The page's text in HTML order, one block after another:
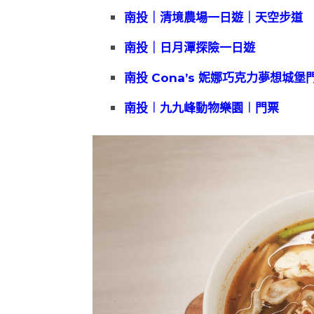
南投｜清境農場一日遊｜天空步道
南投｜日月潭探險一日遊
南投 Cona’s 妮娜巧克力夢想城堡
南投︱九九峰動物樂園︱門票